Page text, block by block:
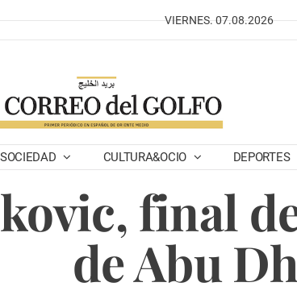
VIERNES. 07.08.2026
SOCIEDAD CULTURA&OCIO DEPORTES
final
de Abu